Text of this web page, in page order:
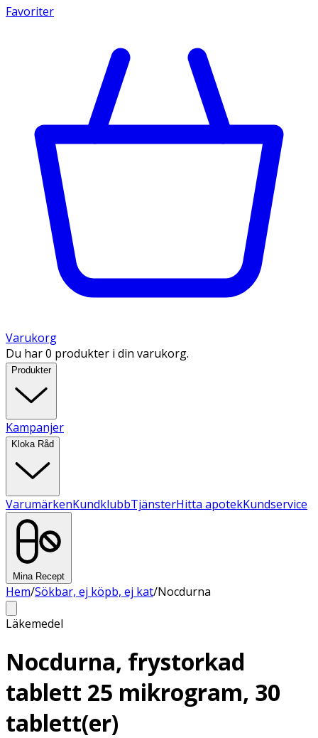
Favoriter
Varukorg
Du har 0 produkter i din varukorg.
Produkter
Kampanjer
Kloka Råd
VarumärkenKundklubbTjänsterHitta apotekKundservice
Mina Recept
Hem/Sökbar, ej köpb, ej kat/Nocdurna
Läkemedel
Nocdurna, frystorkad
tablett 25 mikrogram, 30
tablett(er)